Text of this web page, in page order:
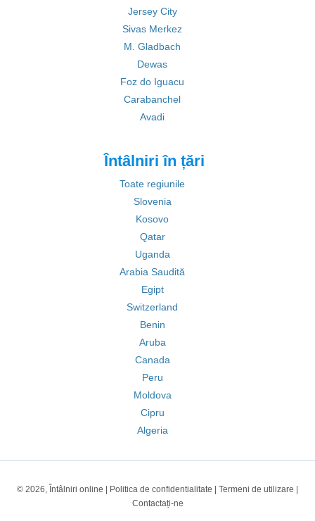
Jersey City
Sivas Merkez
M. Gladbach
Dewas
Foz do Iguacu
Carabanchel
Avadi
Întâlniri în țări
Toate regiunile
Slovenia
Kosovo
Qatar
Uganda
Arabia Saudită
Egipt
Switzerland
Benin
Aruba
Canada
Peru
Moldova
Cipru
Algeria
© 2026, Întâlniri online | Politica de confidentialitate Termeni de utilizare
Contactați-ne